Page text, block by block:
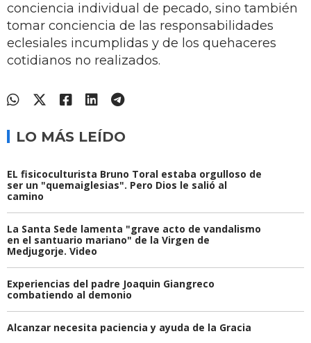
conciencia individual de pecado, sino también
tomar conciencia de las responsabilidades
eclesiales incumplidas y de los quehaceres
cotidianos no realizados.
LO MÁS LEÍDO
EL fisicoculturista Bruno Toral estaba orgulloso de
ser un "quemaiglesias". Pero Dios le salió al
camino
La Santa Sede lamenta "grave acto de vandalismo
en el santuario mariano" de la Virgen de
Medjugorje. Video
Experiencias del padre Joaquin Giangreco
combatiendo al demonio
Alcanzar necesita paciencia y ayuda de la Gracia